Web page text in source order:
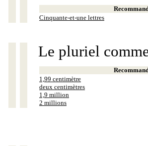
Cinquante-et-une lettres
Le pluriel
1,99 centimètre
deux centimètres
1,9 million
2 millions